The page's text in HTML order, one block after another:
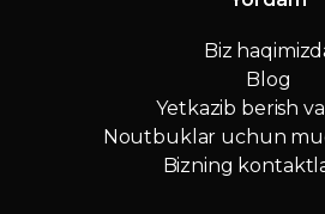
Biz
Blog
Yetkazib berish
Noutbuklar uchun
Bizning